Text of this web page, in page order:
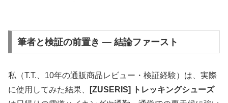
筆者と検証の前置き — 結論ファースト
私（T.T.、10年の通販商品レビュー・検証経験）は、実際
に使用してみた結果、
[ZUSERIS] トレッキングシューズ